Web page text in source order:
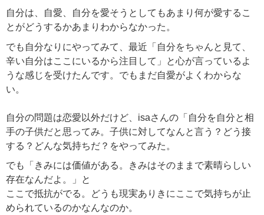
自分は、自愛、自分を愛そうとしてもあまり何が愛するこ
とがどうするかあまりわからなかった。
でも自分なりにやってみて、最近「自分をちゃんと見て、
辛い自分はここにいるから注目して」と心が言っているよ
うな感じを受けたんです。でもまだ自愛がよくわからな
い。
自分の問題は恋愛以外だけど、isaさんの「自分を自分と相
手の子供だと思ってみ。子供に対してなんと言う？どう接
する？どんな気持ちだ？をやってみた。
でも「きみには価値がある。きみはそのままで素晴らしい
存在なんだよ。」と
ここで抵抗がでる。どうも現実ありきにここで気持ちが止
められているのかなんなのか。